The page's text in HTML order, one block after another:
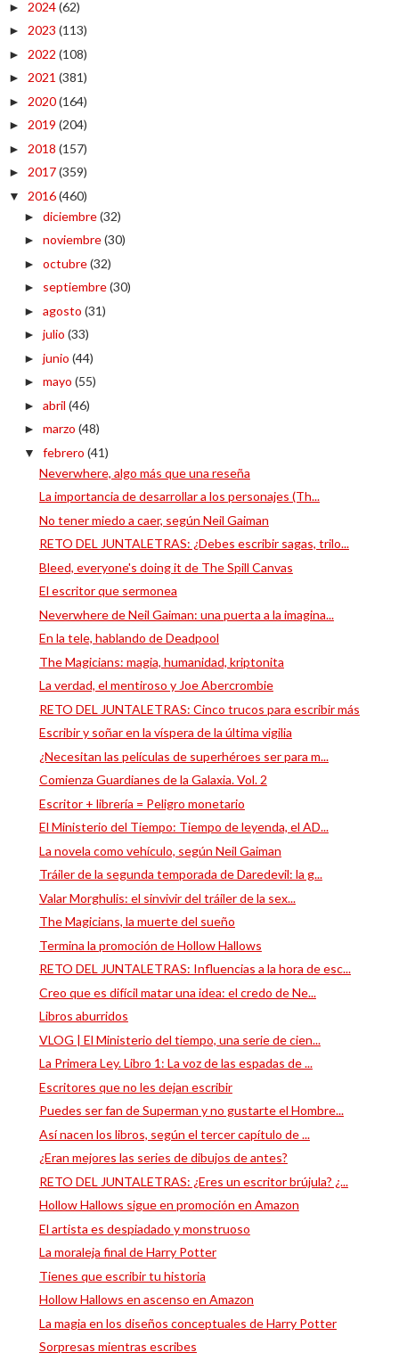
► 2024(62)
► 2023 (113)
► 2022 (108)
► 2021 (381)
► 2020(164)
► 2019 (204)
► 2018 (157)
► 2017(359)
▼ 2016(460)
► diciembre(32)
► noviembre(30)
► octubre(32)
► septiembre(30)
► agosto (31)
► julio (33)
► junio (44)
► mayo (55)
► abril (46)
► marzo (48)
▼ febrero (41)
Neverwhere, algo más que una reseña
La importancia de desarrollar a los personajes (Th...
No tener miedo a caer, según Neil Gaiman
RETO DEL JUNTALETRAS: ¿Debes escribir sagas, trilo...
Bleed, everyone's doing it de The Spill Canvas
El escritor que sermonea
Neverwhere de Neil Gaiman: una puerta a la imagina...
En la tele, hablando de Deadpool
The Magicians: magia, humanidad, kriptonita
La verdad, el mentiroso y Joe Abercrombie
RETO DEL JUNTALETRAS: Cinco trucos para escribir más
Escribir y soñar en la víspera de la última vigilia
¿Necesitan las películas de superhéroes ser para m...
Comienza Guardianes de la Galaxia. Vol. 2
Escritor + librería = Peligro monetario
El Ministerio del Tiempo: Tiempo de leyenda, el AD...
La novela como vehículo, según Neil Gaiman
Tráiler de la segunda temporada de Daredevil: la g...
Valar Morghulis: el sinvivir del tráiler de la sex...
The Magicians, la muerte del sueño
Termina la promoción de Hollow Hallows
RETO DEL JUNTALETRAS: Influencias a la hora de esc...
Creo que es difícil matar una idea: el credo de Ne...
Libros aburridos
VLOG | El Ministerio del tiempo, una serie de cien...
La Primera Ley. Libro 1: La voz de las espadas de ...
Escritores que no les dejan escribir
Puedes ser fan de Superman y no gustarte el Hombre...
Así nacen los libros, según el tercer capítulo de ...
¿Eran mejores las series de dibujos de antes?
RETO DEL JUNTALETRAS: ¿Eres un escritor brújula? ¿...
Hollow Hallows sigue en promoción en Amazon
El artista es despiadado y monstruoso
La moraleja final de Harry Potter
Tienes que escribir tu historia
Hollow Hallows en ascenso en Amazon
La magia en los diseños conceptuales de Harry Potter
Sorpresas mientras escribes